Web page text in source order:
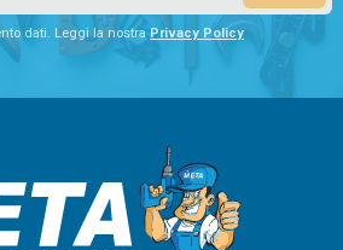
dati. Leggi la nostraPrivacy Policy